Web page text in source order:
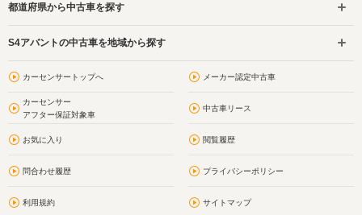
都道府県から中古車を探す
S4アバントの中古車を地域から探す
カーセンサートップへ メーカー認定中古車
カーセンサー
アフター保証対象車
中古車リース
お気に入り 閲覧履歴
問合わせ履歴 プライバシーポリシー
利用規約 サイトマップ